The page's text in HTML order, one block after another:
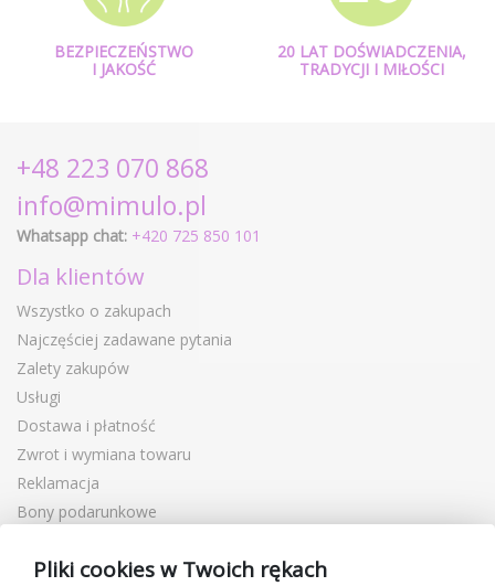
BEZPIECZEŃSTWO
I JAKOŚĆ
20 LAT DOŚWIADCZENIA,
TRADYCJI I MIŁOŚCI
+48 223 070 868
info@mimulo.pl
Whatsapp chat: +420 725 850 101
Dla klientów
Wszystko o zakupach
Najczęściej zadawane pytania
Zalety zakupów
Usługi
Dostawa i płatność
Zwrot i wymiana towaru
Reklamacja
Bony podarunkowe
Blog
Pliki cookies w Twoich rękach